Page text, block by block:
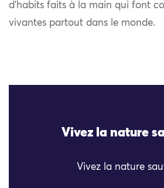
d’habits faits à la main qui font
vivantes partout dans le monde.
Vivez la nature
Vivez la nature